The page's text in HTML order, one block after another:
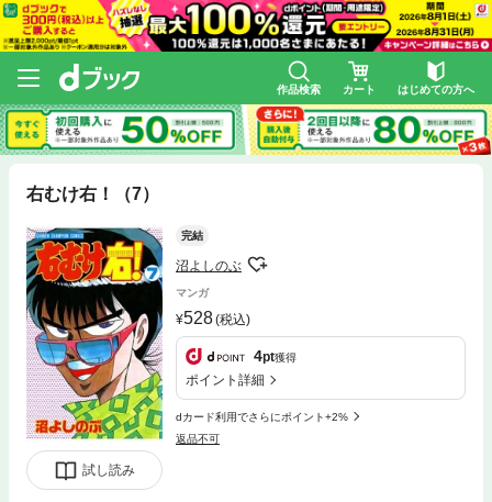
作品検索 カート はじめての方へ
右むけ右！（7）
試し読み
完結
沼よしのぶ
マンガ
528(税込)
4pt獲得
ポイント詳細
dカード利用でさらにポイント+2%
返品不可